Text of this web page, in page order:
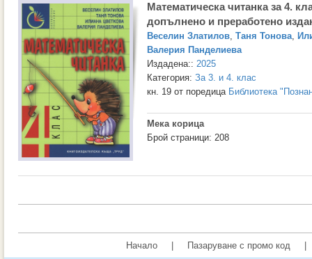
Математическа читанка за 4.
допълнено и преработено
Веселин Златилов, Таня Тонова,
Валерия Панделиева
Издадена:: 2025
Категория: За 3. и 4. клас
кн. 19 от поредица Библиотека
Мека корица
Брой страници: 208
Начало Пазаруване с промо код